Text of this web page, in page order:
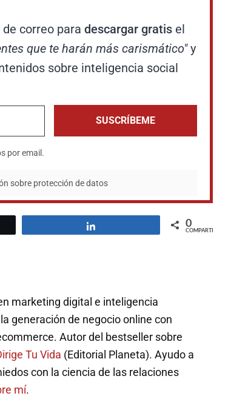
correo para descargar gratisel
que te harán más carismático"y
sobre inteligencia social
SUSCRÍBEME
por email.
sobre protección de datos
0
COMPARTIR
marketing digital e inteligencia
generación de negocio online con
Autor del bestseller sobre
Tu Vida (Editorial Planeta). Ayudo a
con la ciencia de las relaciones
mí.